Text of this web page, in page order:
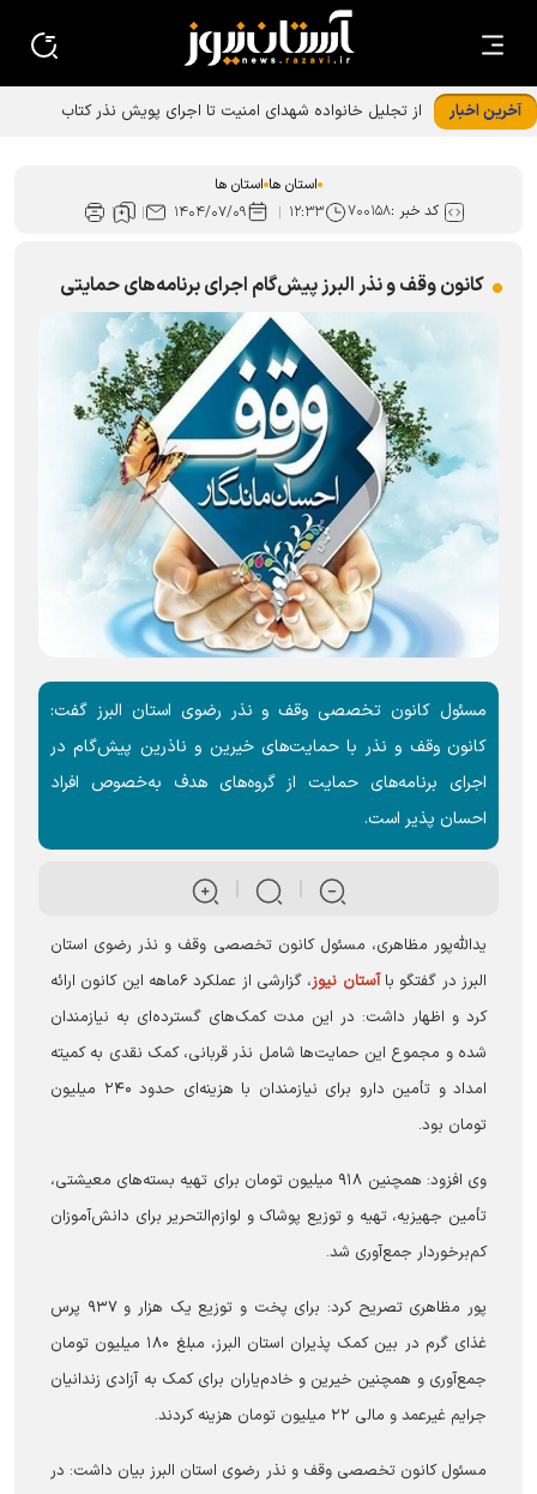
آخرین اخبار
استان ها استان ها
کد خبر :۷۰۰۱۵۸ ۱۲:۳۳ ۱۴۰۴/۰۷/۰۹
کانون وقف و نذر البرز پیش‌گام اجرای برنامه‌های حمایتی
مسئول کانون تخصصی وقف و نذر رضوی استان البرز گفت:
کانون وقف و نذر با حمایت‌های خیرین و ناذرین پیش‌گام در
اجرای برنامه‌های حمایت از گروه‌های هدف به‌خصوص افراد
احسان پذیر است.
یدالله‌پور مظاهری، مسئول کانون تخصصی وقف و نذر رضوی استان
البرز در گفتگو باآستان نیوز
، گزارشی از عملکرد ۶ماهه این کانون ارائه
کرد و اظهار داشت: در این مدت کمک‌های گسترده‌ای به نیازمندان
شده و مجموع این حمایت‌ها شامل نذر قربانی، کمک نقدی به کمیته
امداد و تأمین دارو برای نیازمندان با هزینه‌ای حدود ۲۴۰ میلیون
تومان بود.
وی افزود: همچنین ۹۱۸ میلیون تومان برای تهیه بسته‌های معیشتی،
تأمین جهیزیه، تهیه و توزیع پوشاک و لوازم‌التحریر برای دانش‌آموزان
کم‌برخوردار جمع‌آوری شد.
پور مظاهری تصریح کرد: برای پخت و توزیع یک هزار و ۹۳۷ پرس
غذای گرم در بین کمک پذیران استان البرز، مبلغ ۱۸۰ میلیون تومان
جمع‌آوری و همچنین خیرین و خادم‌یاران برای کمک به آزادی زندانیان
جرایم غیرعمد و مالی ۲۲ میلیون تومان هزینه کردند.
مسئول کانون تخصصی وقف و نذر رضوی استان البرز بیان داشت: در